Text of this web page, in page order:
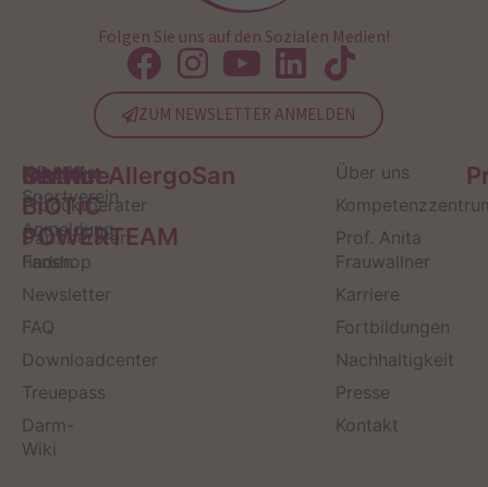
Folgen Sie uns auf den Sozialen Medien!
ZUM NEWSLETTER ANMELDEN
Service
Kontakt
Produktberater
Darmberater
finden
Newsletter
FAQ
Downloadcenter
Treuepass
Darm-
Wiki
OMNi-
BiOTiC
POWERTEAM
Infos zum
Sportverein
Anmeldung
Fanshop
Institut AllergoSan
Über uns
Prof. Anita
Frauwallner
Karriere
Fortbildungen
Nachhaltigkeit
Presse
Kontakt